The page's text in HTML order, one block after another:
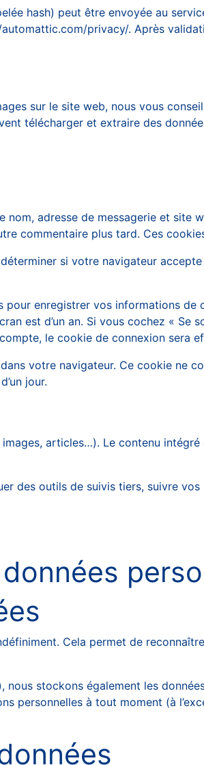
hash) peut être envoyée au
privacy/. Après
sur le site web, nous vous
télécharger et extraire des
adresse de messagerie et site
commentaire plus tard. Ces
si votre navigateur
enregistrer vos informations de
est d’un an. Si vous cochez «
le cookie de connexion sera
votre navigateur. Ce cookie ne
jour.
articles…). Le contenu intégré
des outils de suivis tiers, suivre
Cela permet de
stockons également les
à tout moment (à